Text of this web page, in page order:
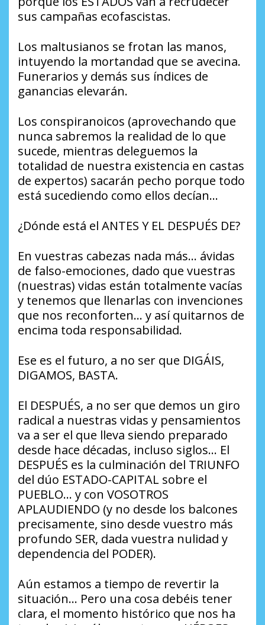
sus campañas ecofascistas.
Los maltusianos se frotan las manos,
intuyendo la mortandad que se avecina.
Funerarios y demás sus índices de
ganancias elevarán.
Los conspiranoicos (aprovechando que
nunca sabremos la realidad de lo que
sucede, mientras deleguemos la
totalidad de nuestra existencia en castas
de expertos) sacarán pecho porque todo
está sucediendo como ellos decían…
¿Dónde está el ANTES Y EL DESPUÉS DE?
En vuestras cabezas nada más… ávidas
de falso-emociones, dado que vuestras
(nuestras) vidas están totalmente vacías
y tenemos que llenarlas con invenciones
que nos reconforten… y así quitarnos de
encima toda responsabilidad.
Ese es el futuro, a no ser que DIGÁIS,
DIGAMOS, BASTA.
El DESPUÉS, a no ser que demos un giro
radical a nuestras vidas y pensamientos
va a ser el que lleva siendo preparado
desde hace décadas, incluso siglos… El
DESPUÉS es la culminación del TRIUNFO
del dúo ESTADO-CAPITAL sobre el
PUEBLO… y con VOSOTROS
APLAUDIENDO (y no desde los balcones
precisamente, sino desde vuestro más
profundo SER, dada vuestra nulidad y
dependencia del PODER).
Aún estamos a tiempo de revertir la
situación… Pero una cosa debéis tener
clara, el momento histórico que nos ha